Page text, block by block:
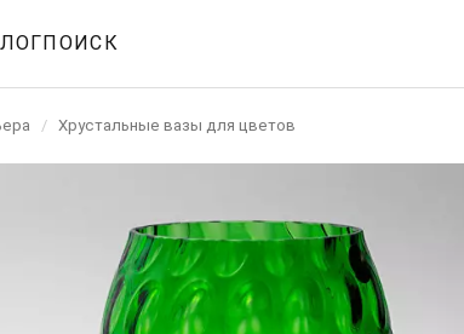
ПОИСК
/ Хрустальные вазы для цветов